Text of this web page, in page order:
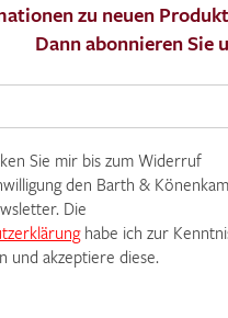
zu neuen
Dann abonnieren Sie
Sie mir bis zum Widerruf
den Barth &
Die
habe ich zur
und akzeptiere diese.